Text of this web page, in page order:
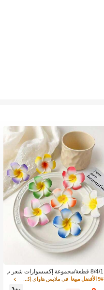
8/4/1 قطعة/مجموعة إكسسوارات شعر ب
نقشة زهور استوائية، مشابك شعر بلومير
9# الأفضل مبيعا في ملابس هاواي إكسسوارات